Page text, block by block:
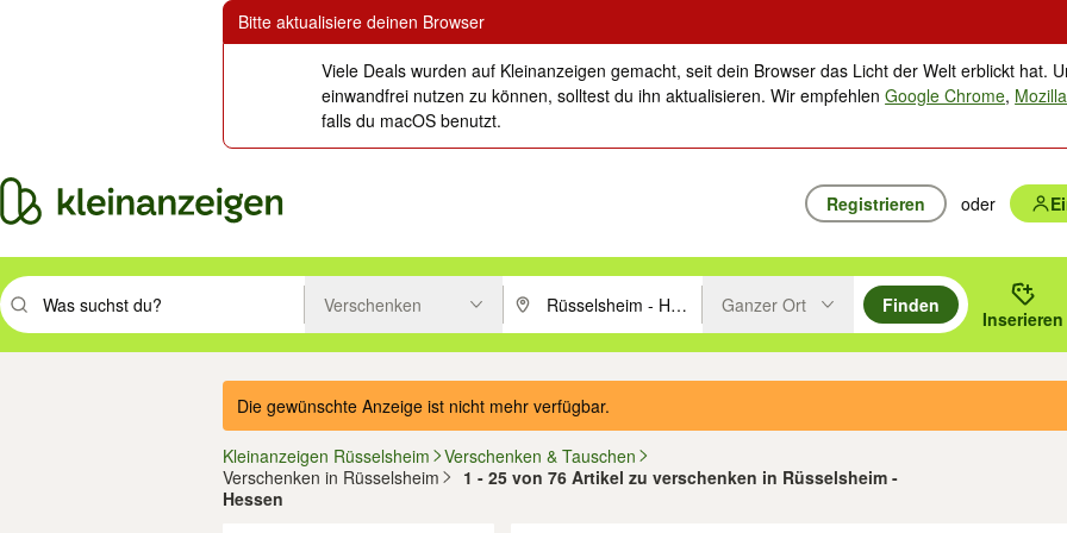
Bitte aktualisiere deinen Browser
Viele Deals wurden auf Kleinanzeigen gemacht, seit dein Browser das Licht der Welt erblickt hat.
einwandfrei nutzen zu können, solltest du ihn aktualisieren. Wir empfehlenGoogle Chrome,
falls du macOS benutzt.
Registrieren oder
Suchbegriff eingeben. Eingabetaste drücken um zu suchen, oder Vorschläge mit den Pfeiltasten nach oben/unten durchsuchen und mit
Verschenken PLZ oder Ort eingeben. Eingabetaste drücken um zu suchen, oder
Ganzer Ort
Finden
Inserieren
Die gewünschte Anzeige ist nicht mehr verfügbar.
Kleinanzeigen Rüsselsheim
Verschenken & Tauschen
Verschenken in Rüsselsheim
1 - 25 von 76 Artikel zu verschenken in Rüsselsheim -
Hessen